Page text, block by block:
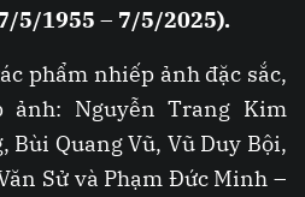
5/1955 – 7/5/2025).
phẩm nhiếp ảnh đặc sắc,
Nguyễn Trang Kim
Bùi Quang Vũ, Vũ Duy Bội,
Sử và Phạm Đức Minh –